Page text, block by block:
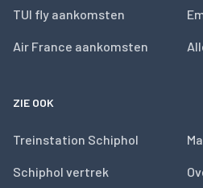
TUI fly aankomsten
Air France aankomsten
ZIE OOK
Treinstation Schiphol
Schiphol vertrek